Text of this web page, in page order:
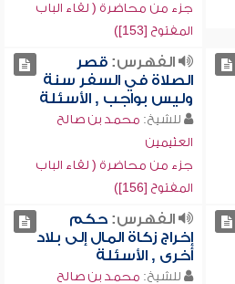
جزء من محاضرة ( لقاء الباب
المفتوح [153])
الفهرس:قصر
الصلاة في السفر سنة
وليس بواجب , الأسئلة
للشيخ: محمد بن صالح
العثيمين
جزء من محاضرة ( لقاء الباب
المفتوح [156])
الفهرس:حكم
إخراج زكاة المال إلى بلاد
أخرى , الأسئلة
للشيخ: محمد بن صالح